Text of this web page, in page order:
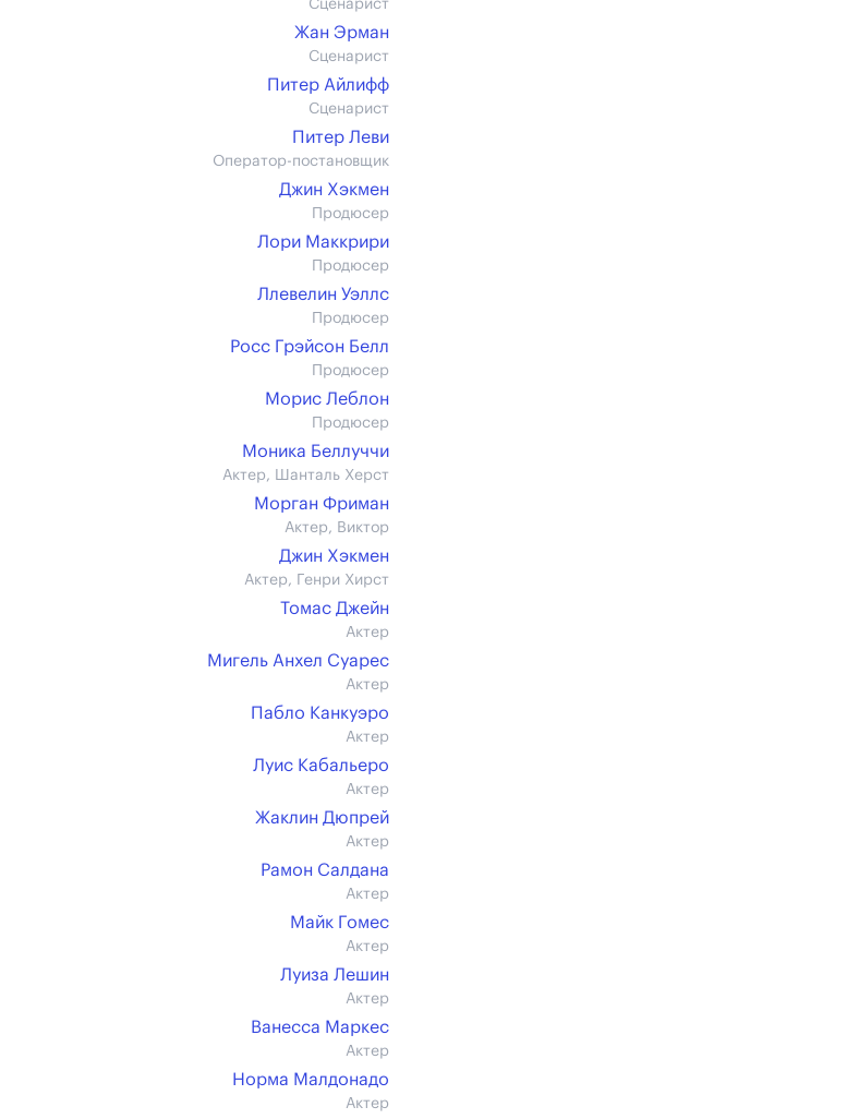
Сценарист
Жан Эрман
Сценарист
Питер Айлифф
Сценарист
Питер Леви
Оператор-постановщик
Джин Хэкмен
Продюсер
Лори Маккрири
Продюсер
Ллевелин Уэллс
Продюсер
Росс Грэйсон Белл
Продюсер
Морис Леблон
Продюсер
Моника Беллуччи
Актер, Шанталь Херст
Морган Фриман
Актер, Виктор
Джин Хэкмен
Актер, Генри Хирст
Томас Джейн
Актер
Мигель Анхел Суарес
Актер
Пабло Канкуэро
Актер
Луис Кабальеро
Актер
Жаклин Дюпрей
Актер
Рамон Салдана
Актер
Майк Гомес
Актер
Луиза Лешин
Актер
Ванесса Маркес
Актер
Норма Малдонадо
Актер